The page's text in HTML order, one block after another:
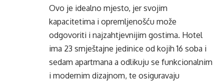
Ovo je idealno mjesto, jer svojim
kapacitetima i opremljenošću može
odgovoriti i najzahtjevnijim gostima. Hotel
ima 23 smještajne jedinice od kojih 16 soba i
sedam apartmana a odlikuju se funkcionalnim
i modernim dizajnom, te osiguravaju